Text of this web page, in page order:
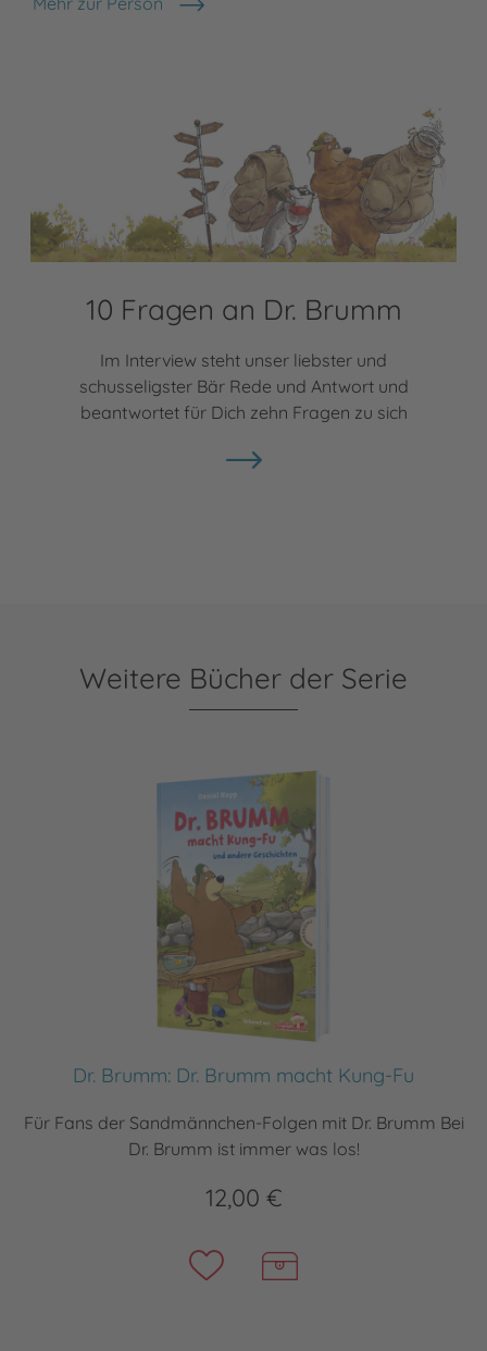
Daniel Napp
10 Fragen an Dr. Brumm
Im Interview steht unser liebster und
schusseligster Bär Rede und Antwort und
beantwortet für Dich zehn Fragen zu sich
Weitere Bücher der Serie
Dr. Brumm: Dr. Brumm macht Kung-Fu
Für Fans der Sandmännchen-Folgen mit Dr. Brumm Bei
Dr. Brumm ist immer was los!
12,00 €